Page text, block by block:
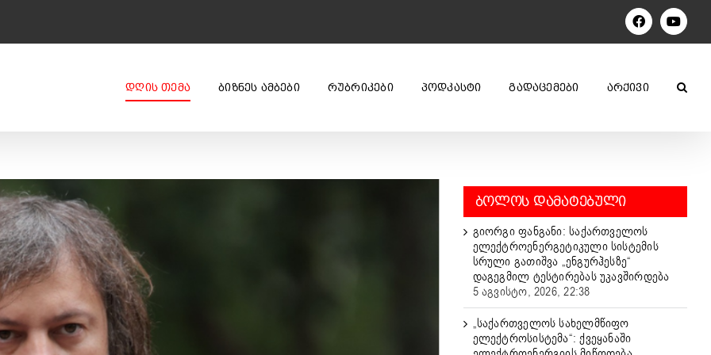
Facebook
ᲓᲦᲘᲡ ᲗᲔᲛᲐ ᲑᲘᲖᲜᲔᲡ ᲐᲛᲑᲔᲑᲘ ᲠᲣᲑᲠᲘᲙᲔᲑᲘ ᲞᲝᲓᲙᲐᲡᲢᲘ ᲒᲐᲓᲐᲪᲔᲛᲔᲑᲘ ᲐᲠᲥᲘᲕᲘ
ᲑᲝᲚᲝᲡ ᲓᲐᲛᲐᲢᲔᲑᲣᲚᲘ
გიორგი ფანგანი: საქართველოს
ელექტროენერგეტიკული სისტემის
სრული გათიშვა „ენგურჰესზე“
დაგეგმილ ტესტირებას უკავშირდება
5 აგვისტო, 2026, 22:38
„საქართველოს სახელმწიფო
ელექტროსისტემა“: ქვეყანაში